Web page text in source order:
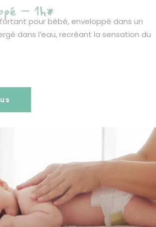
– 1h*
pour bébé, enveloppé dans un
dans l’eau, recréant la sensation du